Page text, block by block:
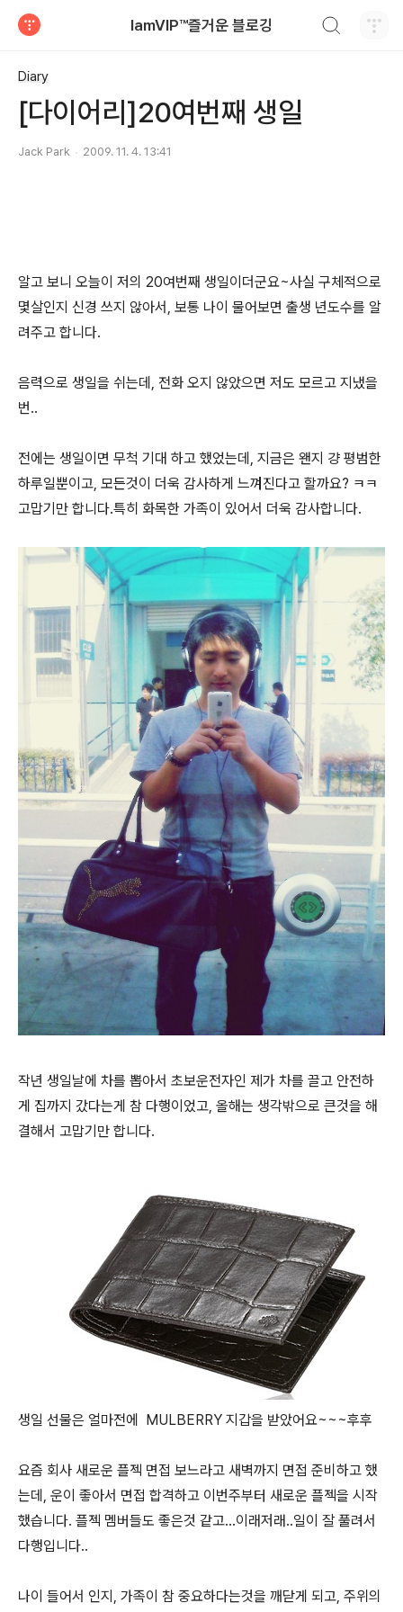
IamVIP™즐거운 블로깅
Diary
[다이어리]20여번째 생일
Jack Park 2009. 11. 4. 13:41
알고 보니 오늘이 저의 20여번째 생일이더군요~사실 구체적으로
몇살인지 신경 쓰지 않아서, 보통 나이 물어보면 출생 년도수를 알
려주고 합니다.
음력으로 생일을 쉬는데, 전화 오지 않았으면 저도 모르고 지냈을
번..
전에는 생일이면 무척 기대 하고 했었는데, 지금은 왠지 걍 평범한
하루일뿐이고, 모든것이 더욱 감사하게 느껴진다고 할까요? ㅋㅋ
고맙기만 합니다.특히 화목한 가족이 있어서 더욱 감사합니다.
작년 생일날에 차를 뽑아서 초보운전자인 제가 차를 끌고 안전하
게 집까지 갔다는게 참 다행이었고, 올해는 생각밖으로 큰것을 해
결해서 고맙기만 합니다.
생일 선물은 얼마전에 MULBERRY 지갑을 받았어요~~~후후
요즘 회사 새로운 플젝 면접 보느라고 새벽까지 면접 준비하고 했
는데, 운이 좋아서 면접 합격하고 이번주부터 새로운 플젝을 시작
했습니다. 플젝 멤버들도 좋은것 같고...이래저래..일이 잘 풀려서
다행입니다..
나이 들어서 인지, 가족이 참 중요하다는것을 깨닫게 되고, 주위의